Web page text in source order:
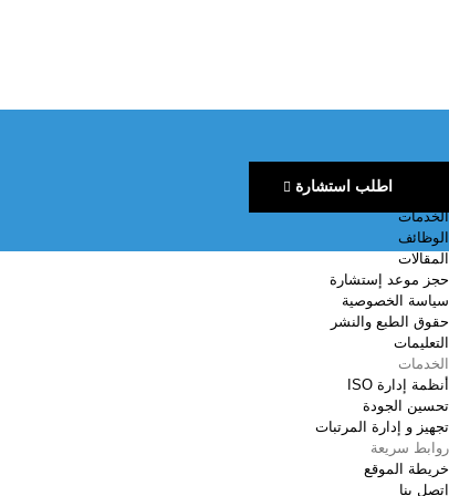
اطلب استشارة
اهم الروابط
الخدمات
الوظائف
المقالات
حجز موعد إستشارة
سياسة الخصوصية
حقوق الطبع والنشر
التعليمات
الخدمات
أنظمة إدارة ISO
تحسين الجودة
تجهيز و إدارة المرتبات
روابط سريعة
خريطة الموقع
إتصل بنا